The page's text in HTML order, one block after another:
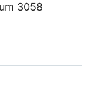
3058